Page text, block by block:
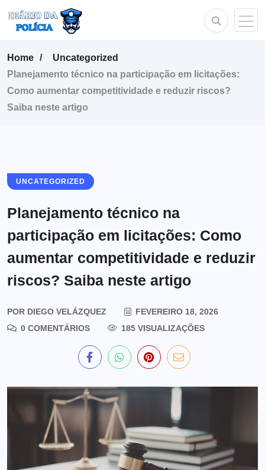
Home
Uncategorized
Planejamento técnico na participação em licitações:
Como aumentar competitividade e reduzir riscos?
Saiba neste artigo
UNCATEGORIZED
Planejamento técnico na
participação em licitações: Como
aumentar competitividade e reduzir
riscos? Saiba neste artigo
POR DIEGO VELÁZQUEZ
FEVEREIRO 18, 2026
0 COMENTÁRIOS
185 VISUALIZAÇÕES